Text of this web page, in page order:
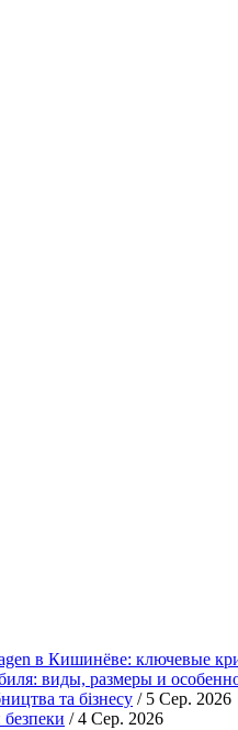
в Кишинёве: ключевые
виды, размеры и
та бізнесу / 5 Сер. 2026
безпеки / 4 Сер. 2026